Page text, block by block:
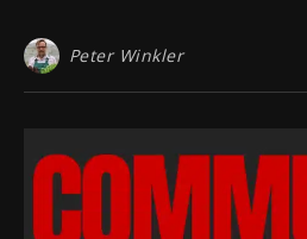
Peter Winkler